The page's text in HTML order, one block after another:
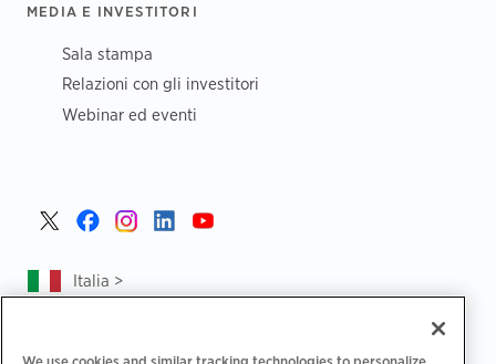
MEDIA E INVESTITORI
Sala stampa
Relazioni con gli investitori
Webinar ed eventi
Italia >